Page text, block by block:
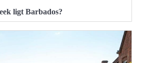
ligt Barbados?